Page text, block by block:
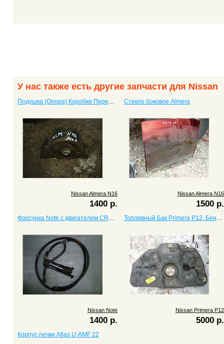
У нас также есть другие запчасти для Nissan
Подушка (Опора) Коробки Передач Almera
Nissan Almera N16
1400 р.
Стекло боковое Almera
Nissan Almera N16
1500 р.
Форсунка Note с двигателем CR14DE
Nissan Note
1400 р.
Топливный Бак Primera P12, Бензин
Nissan Primera P12
5000 р.
Корпус печки Atlas U-AMF 22